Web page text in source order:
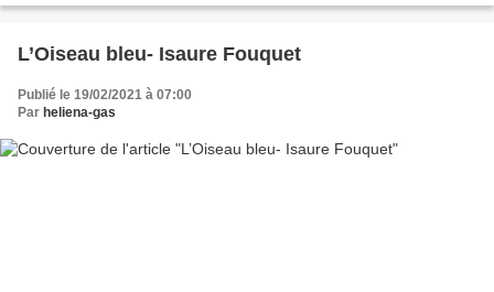
L’Oiseau bleu- Isaure Fouquet
Publié le 19/02/2021 à 07:00
Par heliena-gas